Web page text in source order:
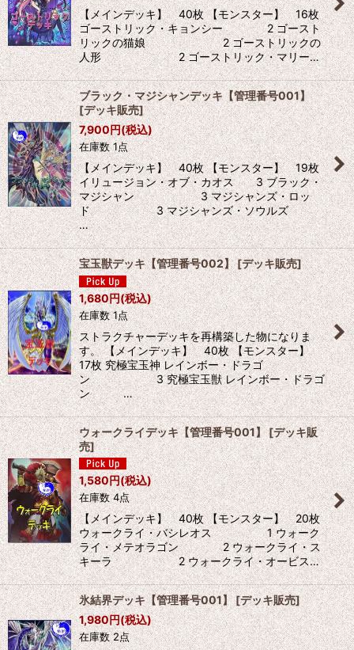
【メインデッキ】 40枚 【モンスター】 16枚
ゴーストリック・キョンシー 2 ゴースト
リックの猫娘 2 ゴーストリックの
人形 2 ゴーストリック・マリー…
ブラック・マジシャンデッキ【管理番号001】
[デッキ販売]
7,900円(税込)
在庫数 1点
【メインデッキ】 40枚 【モンスター】 19枚
イリュージョン・オブ・カオス 3 ブラック・
マジシャン 3 マジシャンズ・ロッ
ド 3 マジシャンズ・ソウルズ
…
宝玉獣デッキ【管理番号002】[デッキ販売]
1,680円(税込)
在庫数 1点
ストラクチャーデッキを再構築した物になりま
す。 【メインデッキ】 40枚 【モンスター】
17枚 究極宝玉神 レインボー・ドラゴ
ン 3 究極宝玉獣 レインボー・ドラゴ
ン …
ウォークライデッキ【管理番号001】[デッキ販
売]
1,580円(税込)
在庫数 4点
【メインデッキ】 40枚 【モンスター】 20枚
ウォークライ・バシレオス 1 ウォーク
ライ・メテオラゴン 2 ウォークライ・ス
キーラ 2 ウォークライ・オービス…
氷結界デッキ【管理番号001】 [デッキ販売]
1,980円(税込)
在庫数 2点